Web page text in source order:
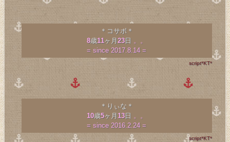
＊コサボ＊
8歳11ヶ月23日 。。
= since 2017.8.14 =
script*KT*
＊りぃな＊
10歳5ヶ月 13日 。。
= since 2016.2.24 =
script*KT*